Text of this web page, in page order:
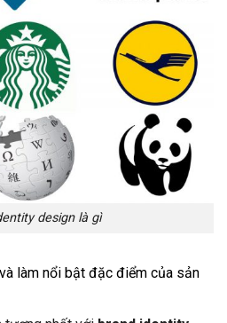
design là gì
làm nổi bật đặc điểm của sản